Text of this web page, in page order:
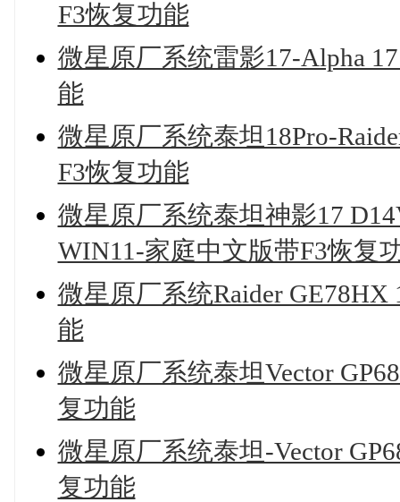
F3恢复功能
微星原厂系统雷影17-Alpha
能
微星原厂系统泰坦18Pro-
F3恢复功能
微星原厂系统泰坦神影17
WIN11-家庭中文版带F3恢复
微星原厂系统Raider
能
微星原厂系统泰坦Vector
复功能
微星原厂系统泰坦-Vector
复功能